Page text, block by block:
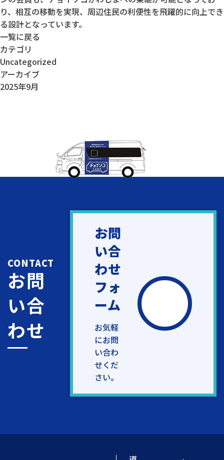
り、相互の移動を実現、周辺住民の利便性を飛躍的に向上でき
る設計となっています。
一覧に戻る
カテゴリ
Uncategorized
アーカイブ
2025年9月
CONTACT
お問
い合
わせ
お問
い合
わせ
フォ
ーム
お気軽
にお問
い合わ
せくだ
さい。